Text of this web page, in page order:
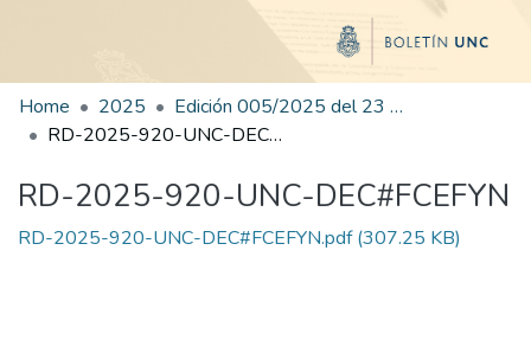
Home 2025
Edición 005/2025 del 23 de junio de 2025
RD-2025-920-UNC-DEC#FCEFYN
RD-2025-920-UNC-DEC#FCEFYN
RD-2025-920-UNC-DEC#FCEFYN.pdf(307.25 KB)